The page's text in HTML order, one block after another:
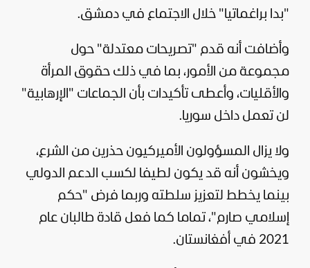
"بدا براغماتيا" خلال الاجتماع في دمشق.
وأضافت أنه قدم "تصريحات معتدلة" حول
مجموعة من الأمور، بما في ذلك حقوق المرأة
والأقليات، وأعطى تأكيدات بأن الجماعات "الإرهابية"
لن تعمل داخل سوريا.
ولا يزال المسؤولون الأميركيون حذرين من الشرع،
ويخشون أنه قد يكون لطيفا لكسب الدعم الدولي
بينما يخطط لتعزيز سلطته وربما فرض "حكم
إسلامي صارم"، تماما كما فعل قادة طالبان عام
2021 في أفغانستان.